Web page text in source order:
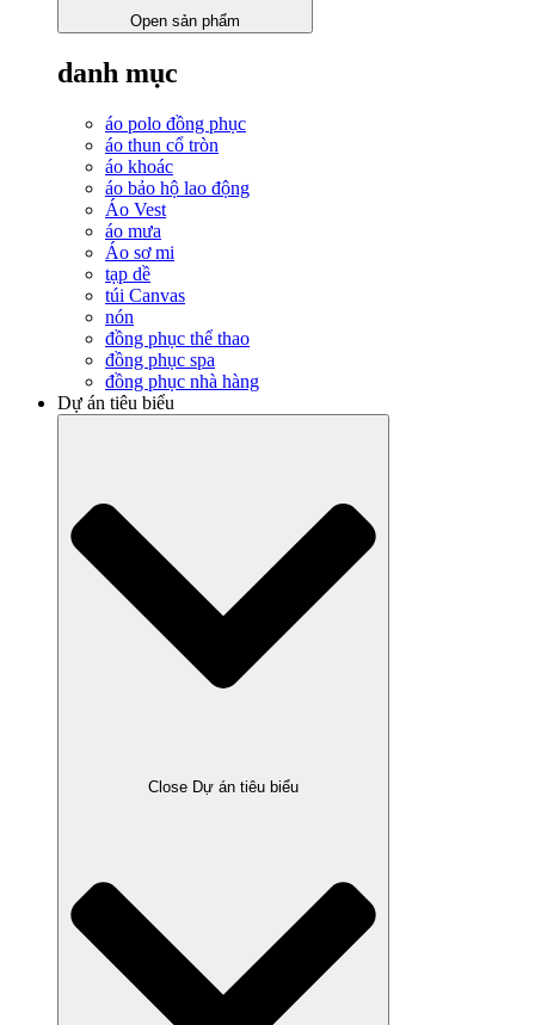
Open sản phẩm
danh mục
áo polo đồng phục
áo thun cổ tròn
áo khoác
áo bảo hộ lao động
Áo Vest
áo mưa
Áo sơ mi
tạp dề
túi Canvas
nón
đồng phục thể thao
đồng phục spa
đồng phục nhà hàng
Dự án tiêu biểu
Close Dự án tiêu biểu